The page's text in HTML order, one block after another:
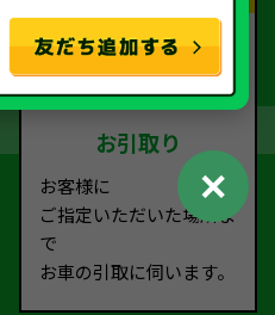
お引取り
お客様に
ご指定いただいた場所ま
で
お車の引取に伺います。
✕